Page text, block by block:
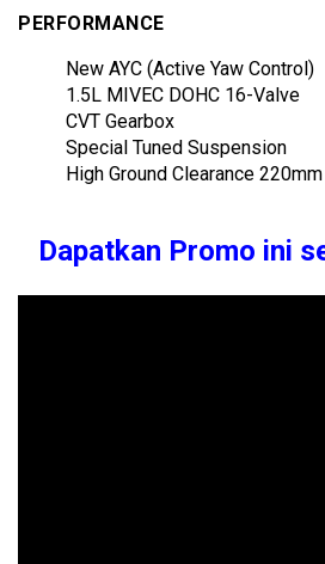
PERFORMANCE
New AYC (Active Yaw Control)
1.5L MIVEC DOHC 16-Valve
CVT Gearbox
Special Tuned Suspension
High Ground Clearance 220mm
Dapatkan Promo ini